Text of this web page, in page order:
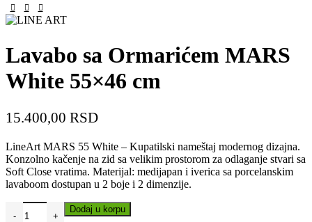
Lavabo sa Ormarićem MARS
White 55×46 cm
15.400,00 RSD
LineArt MARS 55 White – Kupatilski nameštaj modernog dizajna.
Konzolno kačenje na zid sa velikim prostorom za odlaganje stvari sa
Soft Close vratima. Materijal: medijapan i iverica sa porcelanskim
lavaboom dostupan u 2 boje i 2 dimenzije.
Dodaj u korpu